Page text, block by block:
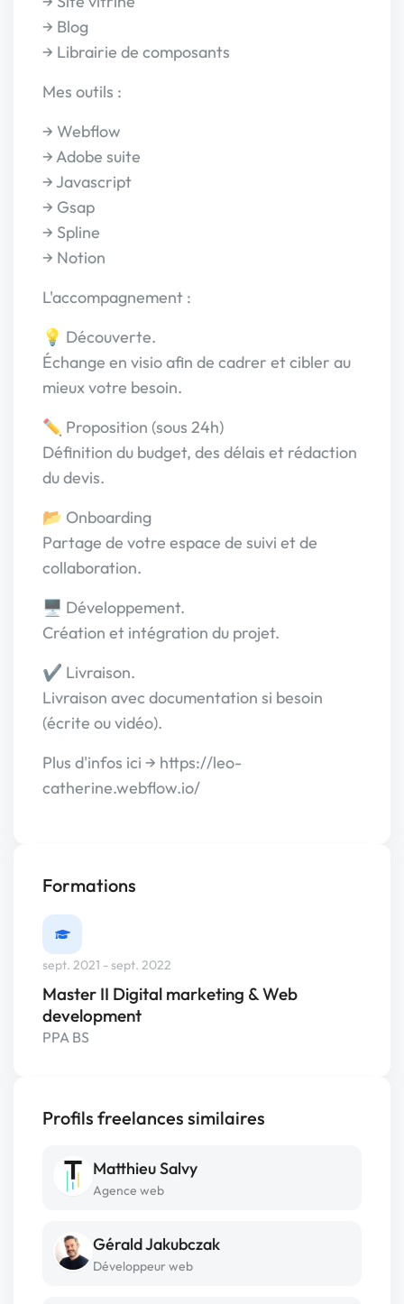
→ Blog
→ Librairie de composants
Mes outils :
→ Webflow
→ Adobe suite
→ Javascript
→ Gsap
→ Spline
→ Notion
L'accompagnement :
💡 Découverte.
Échange en visio afin de cadrer et cibler au
mieux votre besoin.
✏️ Proposition (sous 24h)
Définition du budget, des délais et rédaction
du devis.
📂 Onboarding
Partage de votre espace de suivi et de
collaboration.
🖥️ Développement.
Création et intégration du projet.
✔ Livraison.
Livraison avec documentation si besoin
(écrite ou vidéo).
Plus d'infos ici → https://leo-
catherine.webflow.io/
Formations
sept. 2021 - sept. 2022
Master II Digital marketing & Web
development
PPA BS
Profils freelances similaires
Matthieu Salvy
Agence web
Gérald Jakubczak
Développeur web